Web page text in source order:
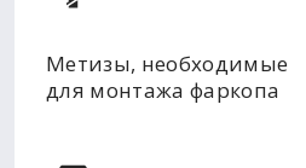
Метизы, необходимые
для монтажа фаркопа